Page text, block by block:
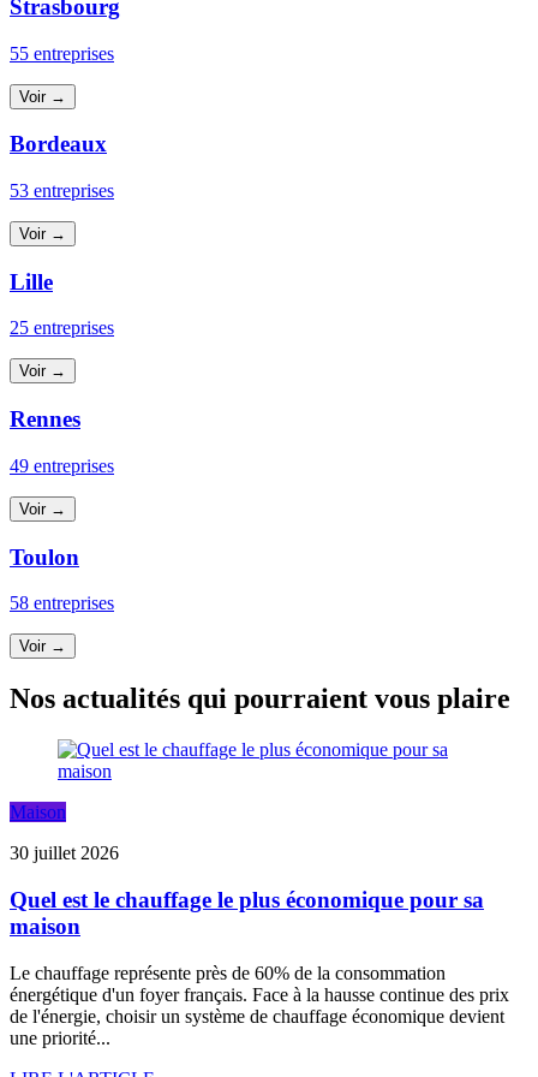
Strasbourg
55 entreprises
Voir →
Bordeaux
53 entreprises
Voir →
Lille
25 entreprises
Voir →
Rennes
49 entreprises
Voir →
Toulon
58 entreprises
Voir →
Nos actualités qui pourraient vous plaire
Maison
30 juillet 2026
Quel est le chauffage le plus économique pour sa
maison
Le chauffage représente près de 60% de la consommation
énergétique d'un foyer français. Face à la hausse continue des prix
de l'énergie, choisir un système de chauffage économique devient
une priorité...